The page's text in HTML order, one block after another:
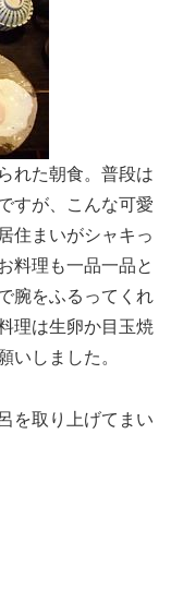
れた朝食。普段は
すが、こんな可愛
住まいがシャキっ
料理も一品一品と
腕をふるってくれ
理は生卵か目玉焼
いしました。
を取り上げてまい